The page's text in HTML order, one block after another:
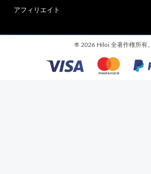
アフィリエイト
® 2026 Hiloi 全著作権所有。